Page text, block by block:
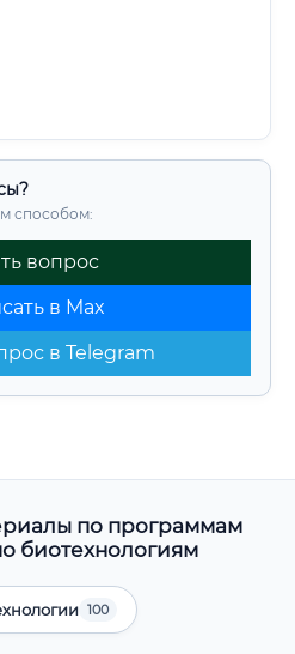
способом:
вопрос
в Max
в Telegram
по программам
биотехнологиям
100